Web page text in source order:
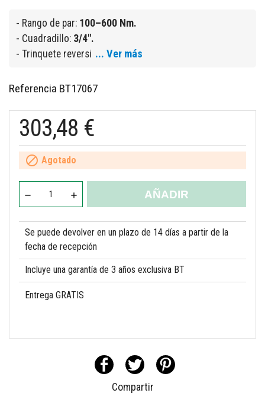
- Rango de par: 100–600 Nm.
- Cuadradillo: 3/4".
- Trinquete reversi ... Ver más
Referencia BT17067
303,48 €
 Agotado
AÑADIR
Se puede devolver en un plazo de 14 días a partir de la
fecha de recepción
Incluye una garantía de 3 años exclusiva BT
Entrega GRATIS
Compartir